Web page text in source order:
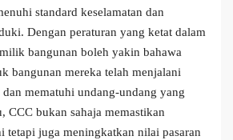
standard keselamatan dan
Dengan peraturan yang ketat dalam
bangunan boleh yakin bahawa
bangunan mereka telah menjalani
mematuhi undang-undang yang
CCC bukan sahaja memastikan
tetapi juga meningkatkan nilai pasaran